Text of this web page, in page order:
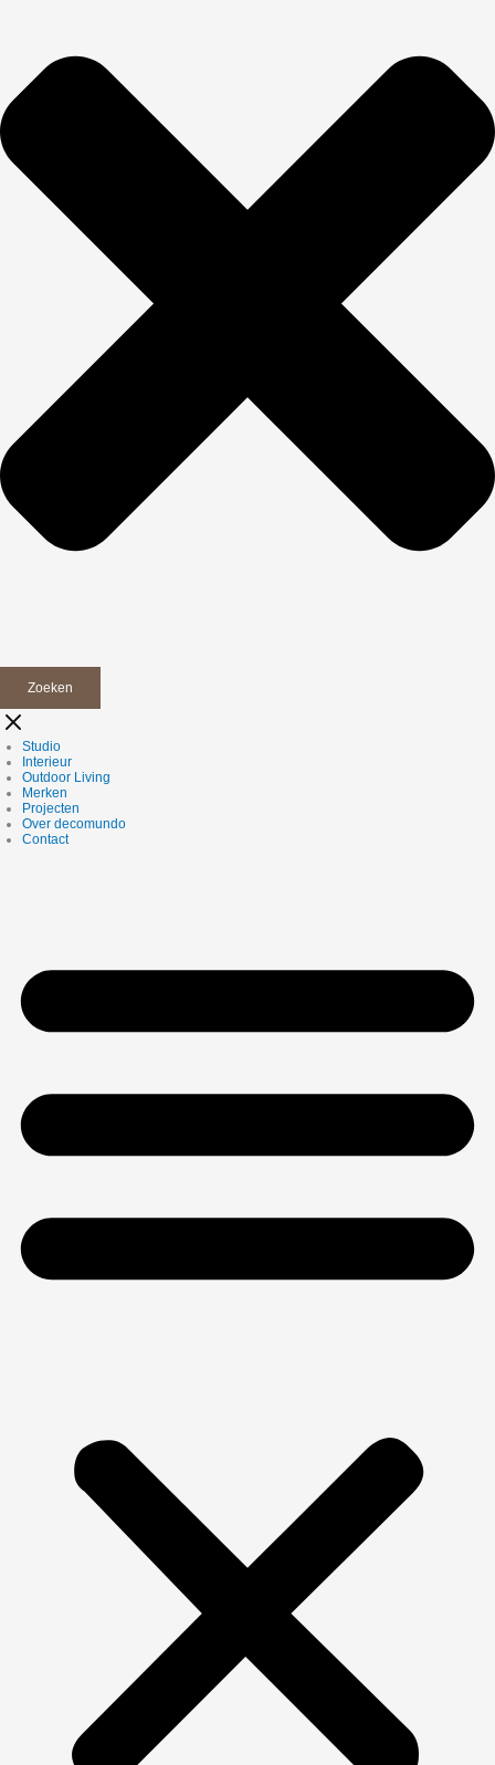
Zoeken
Studio
Interieur
Outdoor Living
Merken
Projecten
Over decomundo
Contact